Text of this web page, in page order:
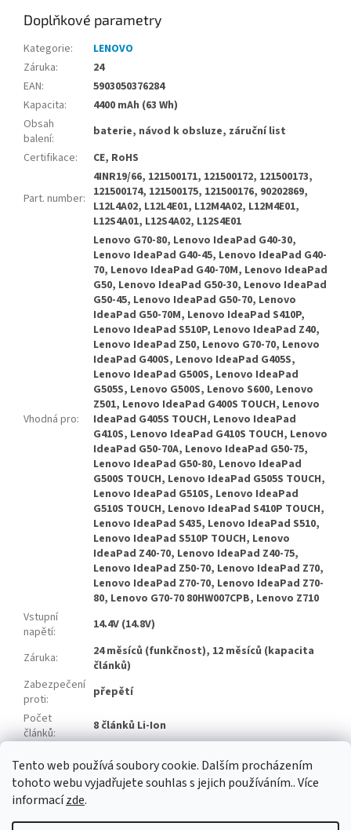
Tento web používá soubory cookie. Dalším procházením
tohoto webu vyjadřujete souhlas s jejich používáním.. Více
informacízde.
Doplňkové parametry
Kategorie:
LENOVO
Záruka:
24
EAN:
5903050376284
Kapacita:
4400 mAh (63 Wh)
Obsah
balení:
baterie, návod k obsluze, záruční list
Certifikace: CE, RoHS
Part. number:
4INR19/66, 121500171, 121500172, 121500173,
121500174, 121500175, 121500176, 90202869,
L12L4A02, L12L4E01, L12M4A02, L12M4E01,
L12S4A01, L12S4A02, L12S4E01
Vhodná pro:
Lenovo G70-80, Lenovo IdeaPad G40-30,
Lenovo IdeaPad G40-45, Lenovo IdeaPad G40-
70, Lenovo IdeaPad G40-70M, Lenovo IdeaPad
G50, Lenovo IdeaPad G50-30, Lenovo IdeaPad
G50-45, Lenovo IdeaPad G50-70, Lenovo
IdeaPad G50-70M, Lenovo IdeaPad S410P,
Lenovo IdeaPad S510P, Lenovo IdeaPad Z40,
Lenovo IdeaPad Z50, Lenovo G70-70, Lenovo
IdeaPad G400S, Lenovo IdeaPad G405S,
Lenovo IdeaPad G500S, Lenovo IdeaPad
G505S, Lenovo G500S, Lenovo S600, Lenovo
Z501, Lenovo IdeaPad G400S TOUCH, Lenovo
IdeaPad G405S TOUCH, Lenovo IdeaPad
G410S, Lenovo IdeaPad G410S TOUCH, Lenovo
IdeaPad G50-70A, Lenovo IdeaPad G50-75,
Lenovo IdeaPad G50-80, Lenovo IdeaPad
G500S TOUCH, Lenovo IdeaPad G505S TOUCH,
Lenovo IdeaPad G510S, Lenovo IdeaPad
G510S TOUCH, Lenovo IdeaPad S410P TOUCH,
Lenovo IdeaPad S435, Lenovo IdeaPad S510,
Lenovo IdeaPad S510P TOUCH, Lenovo
IdeaPad Z40-70, Lenovo IdeaPad Z40-75,
Lenovo IdeaPad Z50-70, Lenovo IdeaPad Z70,
Lenovo IdeaPad Z70-70, Lenovo IdeaPad Z70-
80, Lenovo G70-70 80HW007CPB, Lenovo Z710
Vstupní
napětí: 14.4V (14.8V)
Záruka:
24 měsíců (funkčnost), 12 měsíců (kapacita
článků)
Zabezpečení
proti:
přepětí
Počet
článků:
8 článků Li-Ion
článků: Zhuoneng